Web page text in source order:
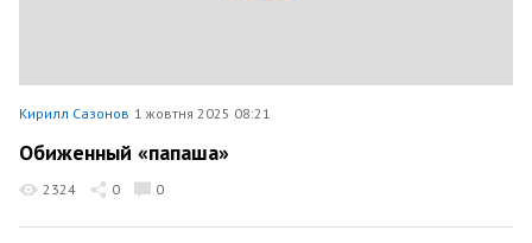
Кирилл Сазонов 1 жовтня 2025 08:21
Обиженный «папаша»
2324 0 0